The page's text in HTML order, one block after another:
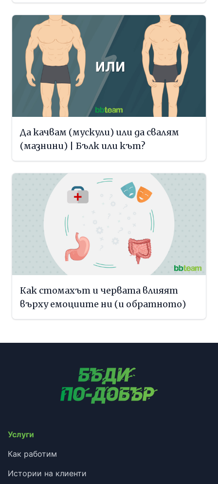
Да качвам (мускули) или да свалям
(мазнини) | Бълк или кът?
Как стомахът и червата влияят
върху емоциите ни (и обратното)
Услуги
Как работим
Истории на клиенти